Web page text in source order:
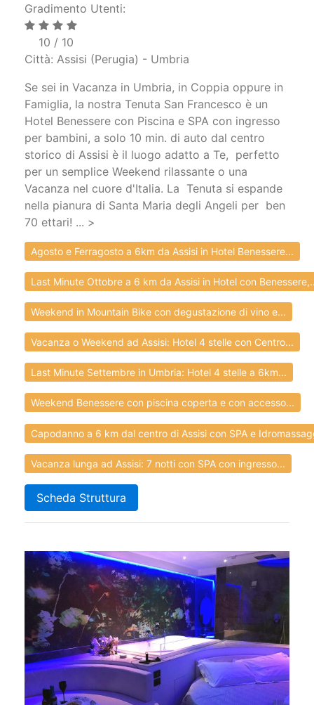
Gradimento Utenti:
10 / 10
Città: Assisi (Perugia) - Umbria
Se sei in Vacanza in Umbria, in Coppia oppure in
Famiglia, la nostra Tenuta San Francesco è un
Hotel Benessere con Piscina e SPA con ingresso
per bambini, a solo 10 min. di auto dal centro
storico di Assisi è il luogo adatto a Te, perfetto
per un semplice Weekend rilassante o una
Vacanza nel cuore d'Italia. La Tenuta si espande
nella pianura di Santa Maria degli Angeli per ben
70 ettari! ... >
Agosto e Ferragosto a 6km da Assisi in Hotel Benessere...
Last Minute Ottobre a 6 km da Assisi in Hotel con
Weekend in Mountain Bike con degustazione di vino e...
Vacanza o Weekend ad Assisi: Hotel 4 stelle con Centro...
Last Minute Settembre in Umbria: Hotel 4 stelle a 6km...
Weekend Benessere con piscina coperta e con accesso...
Capodanno a 6 km dal centro di Assisi con SPA e
Vacanza lunga ad Assisi: 7 notti con SPA con ingresso...
Scheda Struttura